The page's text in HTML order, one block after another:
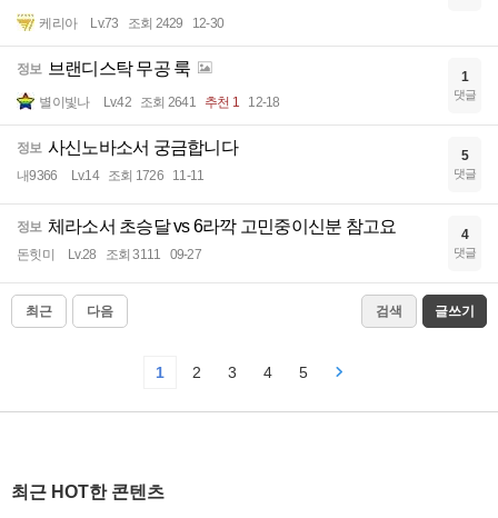
케리아 Lv.73 조회 2429 12-30
정보 브랜디스탁 무공 룩
별이빛나 Lv.42 조회 2641 추천 1 12-18
1
댓글
정보 사신노바소서 궁금합니다
내9366 Lv.14 조회 1726 11-11
5
댓글
정보 체라소서 초승달 vs 6라깍 고민중이신분 참고요
돈힛미 Lv.28 조회 3111 09-27
4
댓글
최근 다음 검색 글쓰기
1 2 3 4 5
최근 HOT한 콘텐츠